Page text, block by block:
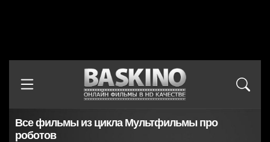
Все фильмы из цикла Мультфильмы про
роботов